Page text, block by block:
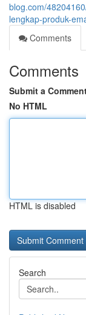
blog.com/
lengkap-produk-
Comments
Comments
Submit a
No HTML
HTML is disabled
Search